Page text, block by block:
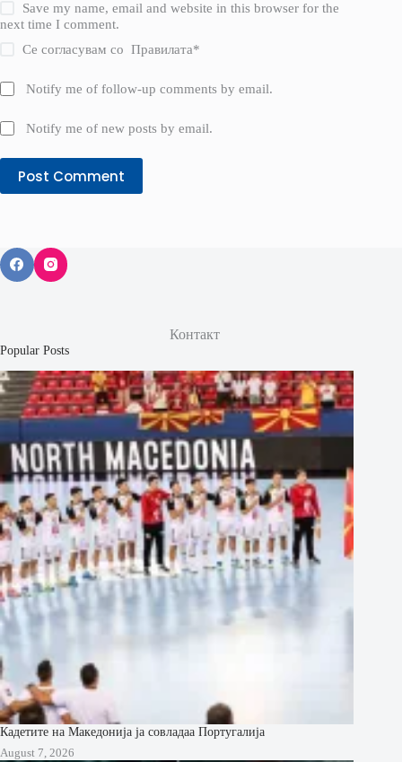
Save my name, email and website in this browser for the
next time I comment.
Се согласувам соПравилата*
Notify me of follow-up comments by email.
Notify me of new posts by email.
Post Comment
Контакт
Popular Posts
Кадетите на Македонија ја совладаа Португалија
August 7, 2026